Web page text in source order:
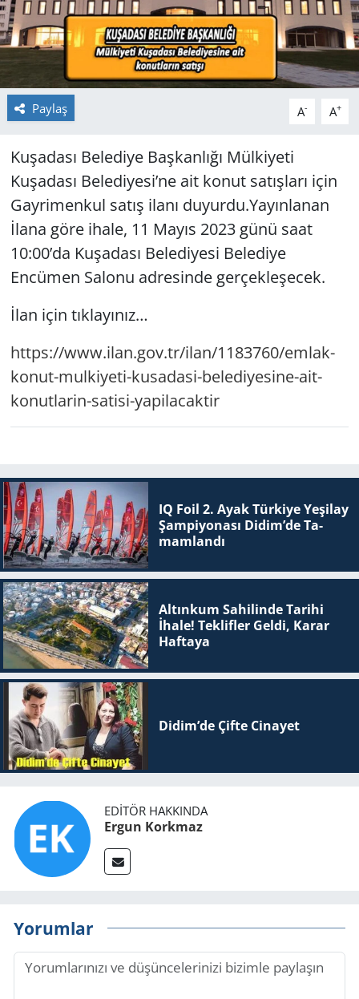
Paylaş A- A+
Kuşadası Belediye Başkanlığı Mülkiyeti
Kuşadası Belediyesi’ne ait konut satışları için
Gayrimenkul satış ilanı duyurdu.Yayınlanan
İlana göre ihale, 11 Mayıs 2023 günü saat
10:00’da Kuşadası Belediyesi Belediye
Encümen Salonu adresinde gerçekleşecek.
İlan için tıklayınız…
https://www.ilan.gov.tr/ilan/1183760/emlak-
konut-mulkiyeti-kusadasi-belediyesine-ait-
konutlarin-satisi-yapilacaktir
IQ Foil 2. Ayak Tür­ki­ye Ye­şi­lay
Şam­pi­yo­na­sı Didim’de Ta­
mam­lan­dı
Altınkum Sahilinde Tarihi
İhale! Teklifler Geldi, Karar
Haftaya
Didim’de Çifte Ci­na­yet
EDITÖR HAKKINDA
Ergun Korkmaz
Yorumlar
GÜNDEM
HABERDE İNSAN
KÜLTÜR SANAT
MAGAZİN
POLİTİKA
RESMİ İLANLAR
SAĞLIK
SİYASET
SPOR
Yerel